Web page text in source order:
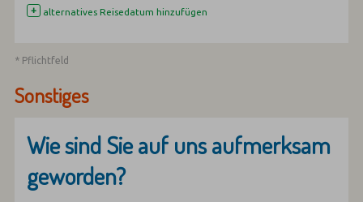
+ alternatives Reisedatum hinzufügen
* Pflichtfeld
Sonstiges
Wie sind Sie auf uns aufmerksam
geworden?